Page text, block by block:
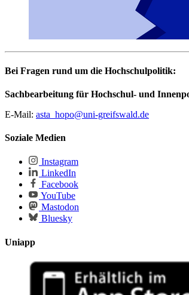
Bei Fragen rund um die Hochschulpolitik:
Sachbearbeitung für Hochschul- und
E-Mail: asta_hopo@uni-greifswald.de
Soziale Medien
Instagram
LinkedIn
Facebook
YouTube
Mastodon
Bluesky
Uniapp